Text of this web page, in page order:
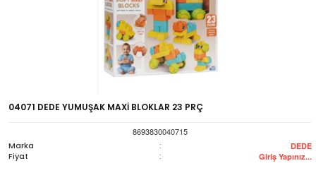
04071 DEDE YUMUŞAK MAXİ BLOKLAR 23 PRÇ
8693830040715
Marka
: DEDE
Fiyat : Giriş Yapınız...